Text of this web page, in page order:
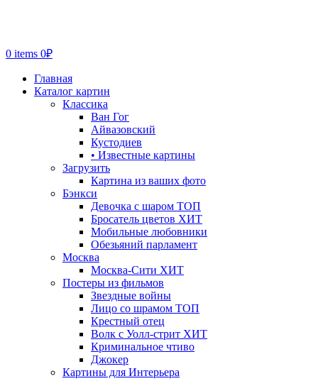
0 items 0₽
Главная
Каталог картин
Классика
Ван Гог
Айвазовский
Кустодиев
• Известные картины
Загрузить
Картина из ваших фото
Бэнкси
Девочка с шаром ТОП
Бросатель цветов ХИТ
Мобильные любовники
Обезьяний парламент
Москва
Москва-Сити ХИТ
Постеры из фильмов
Звездные войны
Лицо со шрамом ТОП
Крестный отец
Волк с Уолл-стрит ХИТ
Криминальное чтиво
Джокер
Картины для Интерьера